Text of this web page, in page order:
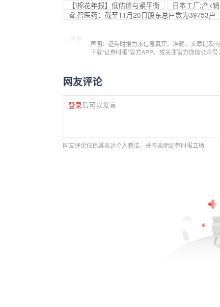
【!棉花年报】低估值与紧平衡
日本工厂;产<
睿;智医药：截至11月20日股东总户数为39753户
声明：证券时报力求信息真实、准确，文章提及
下载“证券时报”官方APP，或关注官方微信公众
网友评论
登录后可以发言
网友评论仅供其表达个人看法，并不表明证券时报立场